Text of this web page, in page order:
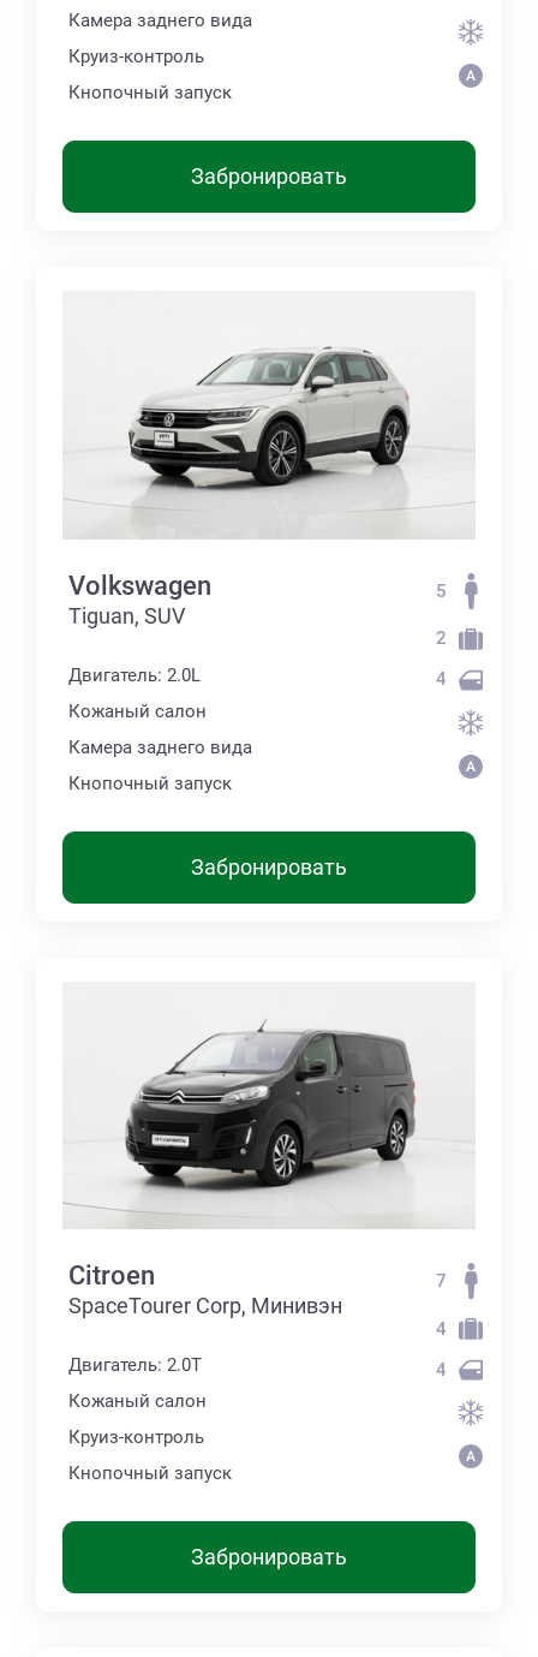
Камера заднего вида
Круиз-контроль
Кнопочный запуск
Забронировать
Volkswagen
Tiguan, SUV
Двигатель: 2.0L
Кожаный салон
Камера заднего вида
Кнопочный запуск
5
2
4
Забронировать
Citroen
SpaceTourer Corp, Минивэн
Двигатель: 2.0T
Кожаный салон
Круиз-контроль
Кнопочный запуск
7
4
4
Забронировать